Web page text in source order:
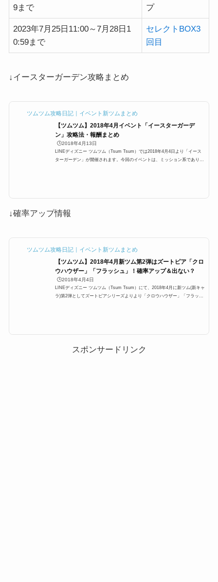
9まで
プ
2023年7月25日11:00～7月28日1
0:59まで
セレクトBOX3
回目
↓イースターガーデン攻略まとめ
ツムツム攻略日記｜イベント新ツムまとめ
【ツムツム】2018年4月イベント「イースターガーデ
ン」攻略法・報酬まとめ
🕒️2018年4月13日
LINEディズニー ツムツム（Tsum Tsum）では2018年4月4日より「イース
ターガーデン」が開催されます。今回のイベントは、ミッション系であり
日11:00～4月25日10:594月のイベ...
↓確率アップ情報
ツムツム攻略日記｜イベント新ツムまとめ
【ツムツム】2018年4月新ツム第2弾はズートピア「クロ
ウハウザー」「フラッシュ」！確率アップ＆出ない？
🕒️2018年4月4日
LINEディズニー ツムツム（Tsum Tsum）にて、2018年4月に新ツム(新キャ
ラ)第2弾としてズートピアシリーズよりより「クロウハウザー」「フラッシ
ハウザー フラッシュさら...
スポンサードリンク